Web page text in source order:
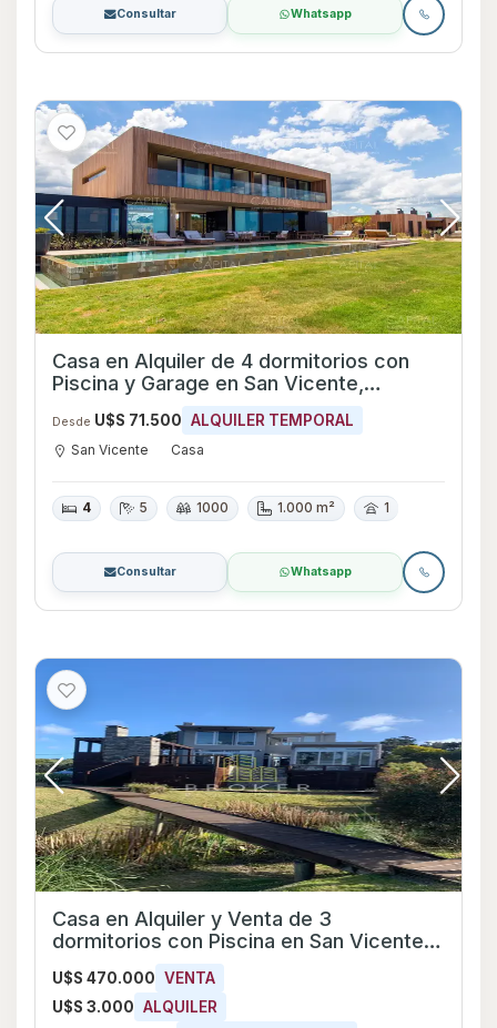
Consultar Whatsapp
Casa en Alquiler de 4 dormitorios con
Piscina y Garage en San Vicente,
Desde U$S 71.500 ALQUILER TEMPORAL
San Vicente Casa
4 5 1000 1.000 m² 1
Consultar Whatsapp
Casa en Alquiler y Venta de 3
dormitorios con Piscina en San Vicente,
Maldonado
U$S 470.000 VENTA
U$S 3.000 ALQUILER